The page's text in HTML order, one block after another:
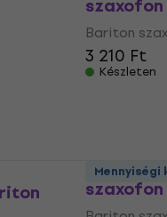
szaxofon
Bariton
3 210 Ft
Készleten
Mennyiségi